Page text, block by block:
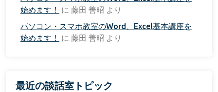
始めます！
に 藤田 善昭 より
パソコン・スマホ教室のWord、Excel基本講座を
始めます！
に 藤田 善昭 より
最近の談話室トピック